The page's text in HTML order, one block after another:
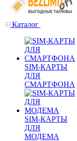
Каталог
SIM-КАРТЫ
ДЛЯ
СМАРТФОНА
SIM-КАРТЫ
ДЛЯ
МОДЕМА